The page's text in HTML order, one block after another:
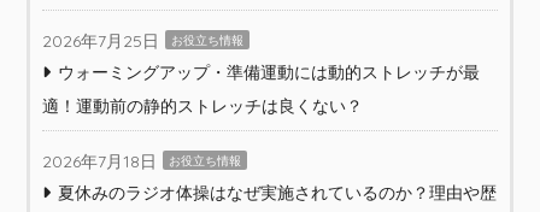
2026年7月25日 お役立ち情報
ウォーミングアップ・準備運動には動的ストレッチが最
適！運動前の静的ストレッチは良くない？
2026年7月18日 お役立ち情報
夏休みのラジオ体操はなぜ実施されているのか？理由や歴